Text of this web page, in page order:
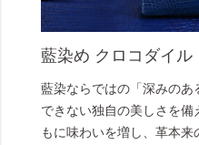
藍染め クロコダイル
藍染ならではの「深みのあ
できない独自の美しさを備
もに味わいを増し、革本